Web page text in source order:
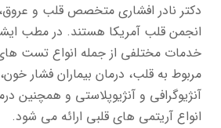
نادر افشاری متخصص قلب و عروق، عضو
قلب آمریکا هستند. در مطب ایشان
مختلفی از جمله انواع تست های
به قلب، درمان بیماران فشار خون،
و آنژیوپلاستی و همچنین درمان
آریتمی های قلبی ارائه می شود.